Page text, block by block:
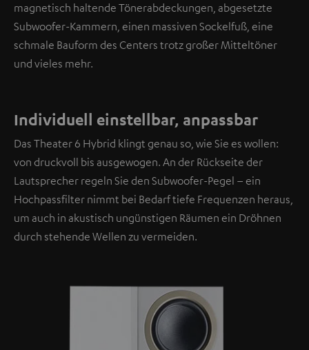
magnetisch haltende Tönerabdeckungen, abgesetzte
Subwoofer-Kammern, einen massiven Sockelfuß, eine
schmale Bauform des Centers trotz großer Mitteltöner
und vieles mehr.
Individuell einstellbar, anpassbar
Das Theater 6 Hybrid klingt genau so, wie Sie es wollen:
von druckvoll bis ausgewogen. An der Rückseite der
Lautsprecher regeln Sie den Subwoofer-Pegel – ein
Hochpassfilter nimmt bei Bedarf tiefe Frequenzen heraus,
um auch in akustisch ungünstigen Räumen ein Dröhnen
durch stehende Wellen zu vermeiden.